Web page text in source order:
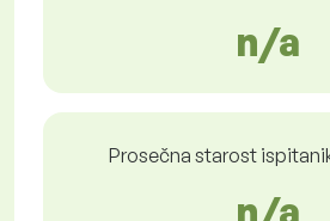
n/a
Prosečna starost